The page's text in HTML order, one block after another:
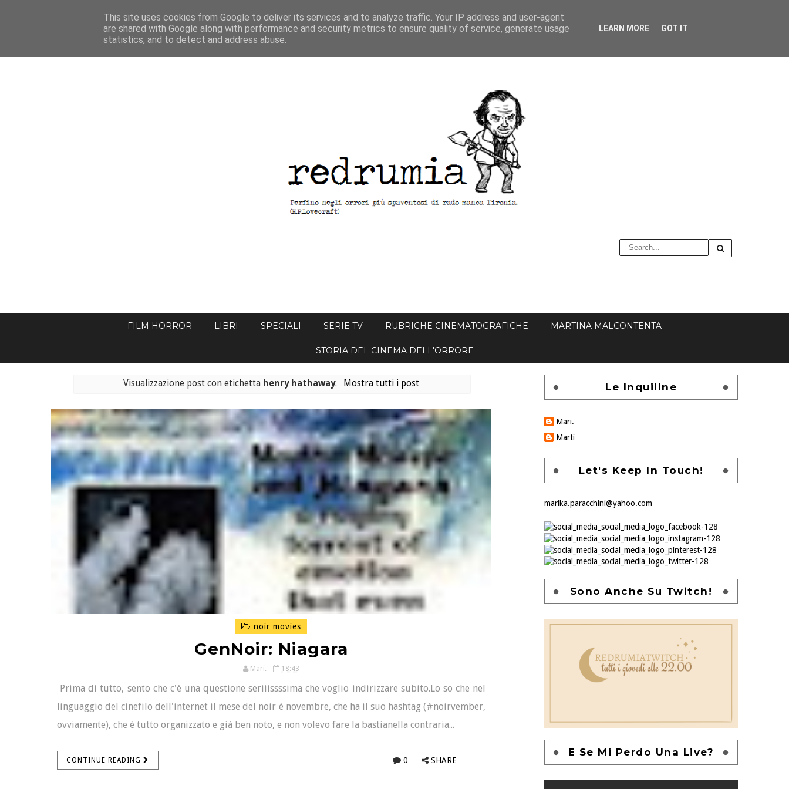
FILM HORROR LIBRI SPECIALI SERIE TV RUBRICHE CINEMATOGRAFICHE MARTINA MALCONTENTA
STORIA DEL CINEMA DELL'ORRORE
Visualizzazione post con etichetta henry hathaway. Mostra tutti i post
noir movies
GenNoir: Niagara
Mari. 18:43
Prima di tutto, sento che c'è una questione seriiissssima che voglio indirizzare subito.Lo so che nel
linguaggio del cinefilo dell'internet il mese del noir è novembre, che ha il suo hashtag (#noirvember,
ovviamente), che è tutto organizzato e già ben noto, e non volevo fare la bastianella contraria...
CONTINUE READING 0 SHARE
Le Inquiline
Mari.
Marti
Let's Keep In Touch!
marika.paracchini@yahoo.com
Sono Anche Su Twitch!
E Se Mi Perdo Una Live?
This site uses cookies from Google to deliver its services and to analyze traffic. Your IP address and user-agent
are shared with Google along with performance and security metrics to ensure quality of service, generate usage
statistics, and to detect and address abuse.
LEARN MORE GOT IT